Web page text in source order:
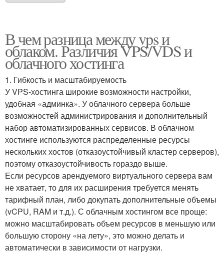
В чем разница между vps и
облаком. Различия VPS/VDS и
облачного хостинга
1. Гибкость и масштабируемость
У VPS-хостинга широкие возможности настройки,
удобная «админка». У облачного сервера больше
возможностей администрирования и дополнительный
набор автоматизированных сервисов. В облачном
хостинге используются распределенные ресурсы
нескольких хостов (отказоустойчивый кластер серверов),
поэтому отказоустойчивость гораздо выше.
Если ресурсов арендуемого виртуального сервера вам
не хватает, то для их расширения требуется менять
тарифный план, либо докупать дополнительные объемы
(vCPU, RAM и т.д.). С облачным хостингом все проще:
можно масштабировать объем ресурсов в меньшую или
большую сторону «на лету», это можно делать и
автоматически в зависимости от нагрузки.